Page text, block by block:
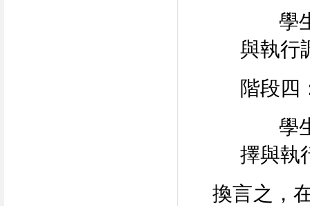
學生
與執行
階段四
學生
擇與執
換言之，